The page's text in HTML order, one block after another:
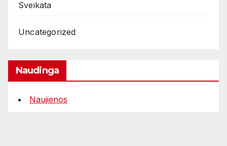
Sveikata
Uncategorized
Naudinga
Naujienos